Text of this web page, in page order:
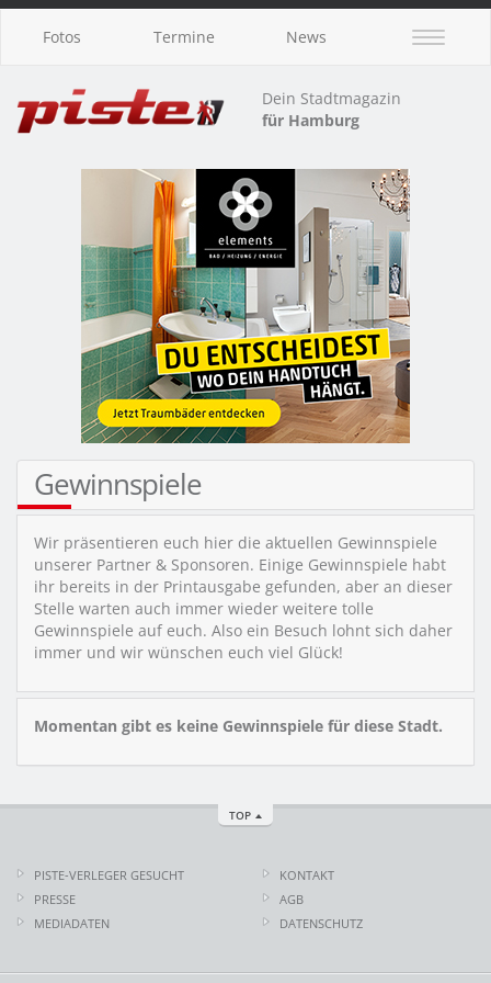
Fotos Termine News
Dein Stadtmagazin
für Hamburg
Gewinnspiele
Wir präsentieren euch hier die aktuellen Gewinnspiele
unserer Partner & Sponsoren. Einige Gewinnspiele habt
ihr bereits in der Printausgabe gefunden, aber an dieser
Stelle warten auch immer wieder weitere tolle
Gewinnspiele auf euch. Also ein Besuch lohnt sich daher
immer und wir wünschen euch viel Glück!
Momentan gibt es keine Gewinnspiele für diese Stadt.
TOP
PISTE-VERLEGER GESUCHT
PRESSE
MEDIADATEN
KONTAKT
AGB
DATENSCHUTZ